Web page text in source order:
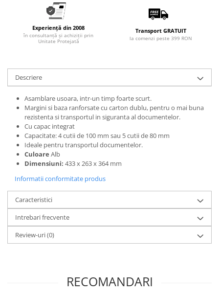
Articole pentru baie
Articole pentru bucatarie
Maturi, mopuri si galeti
dispensere
Articole pentru rufe, casa,
Articole pentru birou, suprafete,
pardoseli
Intretinere si odorizante masina
Saci de gunoi
Accesorii pentru curatenie
Tipografie si stampile
Formulare tipizate
Caiete si blocnotesuri
personalizate
Stampile, tusiere si tus
Protectia muncii si Imbracaminte
Experiență din 2008
în consultanță și achiziții prin
Unitate Protejată
Transport GRATUIT
la comenzi peste 399 RON
Descriere
Asamblare usoara, intr-un timp foarte scurt.
Margini si baza ranforsate cu carton dublu, pentru o mai buna
rezistenta si transportul in siguranta al documentelor.
Cu capac integrat
Capacitate: 4 cutii de 100 mm sau 5 cutii de 80 mm
Ideale pentru transportul documentelor.
Culoare Alb
Dimensiuni: 433 x 263 x 364 mm
Informatii conformitate produs
Caracteristici
Intrebari frecvente
Review-uri(0)
RECOMANDARI